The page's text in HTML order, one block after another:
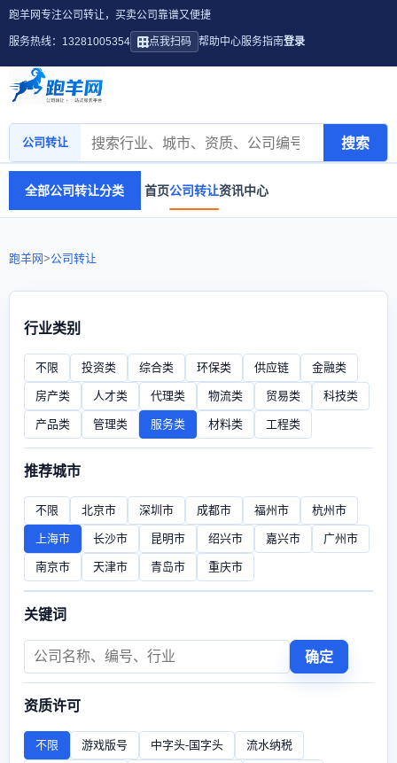
跑羊网专注公司转让，买卖公司靠谱又便捷
服务热线：13281005354 点我扫码 帮助中心服务指南登录
公司转让 搜索
全部公司转让分类 首页公司转让资讯中心
跑羊网>公司转让
行业类别
不限 投资类 综合类 环保类 供应链 金融类
房产类 人才类 代理类 物流类 贸易类 科技类
产品类 管理类 服务类 材料类 工程类
推荐城市
不限 北京市 深圳市 成都市 福州市 杭州市
上海市 长沙市 昆明市 绍兴市 嘉兴市 广州市
南京市 天津市 青岛市 重庆市
关键词
确定
资质许可
不限 游戏版号 中字头-国字头 流水纳税